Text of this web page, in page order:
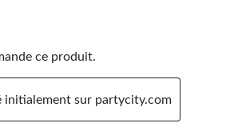
ce produit.
initialement sur partycity.com